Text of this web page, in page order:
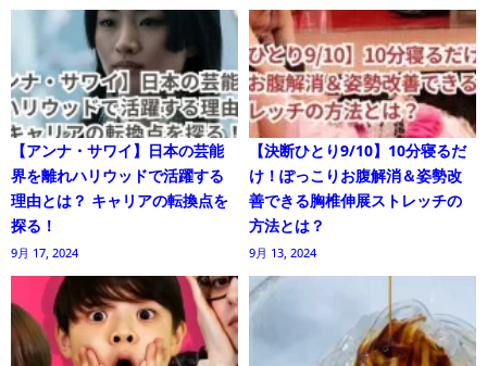
【アンナ・サワイ】日本の芸能
界を離れハリウッドで活躍する
理由とは？ キャリアの転換点を
探る！
9月 17, 2024
【決断ひとり9/10】10分寝るだ
け！ぽっこりお腹解消＆姿勢改
善できる胸椎伸展ストレッチの
方法とは？
9月 13, 2024